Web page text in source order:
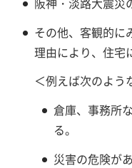
その他、客観的に
理由により、住宅
＜例えば次のよう
倉庫、事務所
る。
災害の危険が